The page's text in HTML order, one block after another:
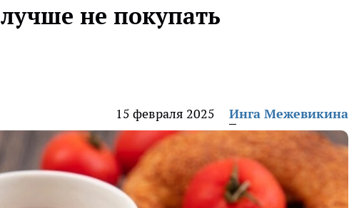
не покупать
15 февраля 2025 Инга Межевикина